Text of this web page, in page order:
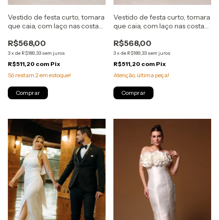
Vestido de festa curto, tomara
que caia, com laço nas costas
R$568,00
3x de R$189,33 sem juros
R$511,20 com Pix
Só restam 2 em estoque!
Comprar
Vestido de festa curto, tomara
que caia, com laço nas costas
R$568,00
3x de R$189,33 sem juros
R$511,20 com Pix
Atenção, última peça!
Comprar